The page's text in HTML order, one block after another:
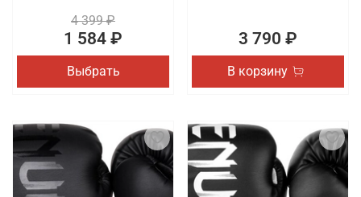
4 399 ₽
1 584 ₽
Выбрать
3 790 ₽
В корзину